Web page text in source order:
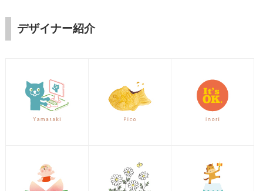
デザイナー紹介